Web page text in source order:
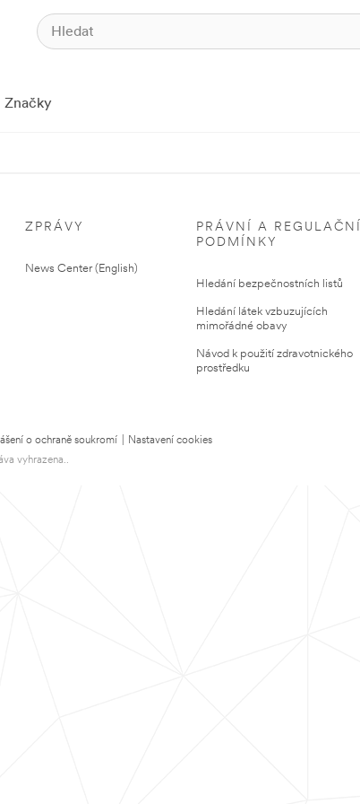
Značky
ZPRÁVY
News Center (English)
PRÁVNÍ A REGULAČNÍ
PODMÍNKY
Hledání bezpečnostních listů
Hledání látek vzbuzujících
mimořádné obavy
Návod k použití zdravotnického
prostředku
o ochraně soukromí
Nastavení cookies
vyhrazena..